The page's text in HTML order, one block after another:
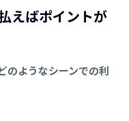
えばポイントが
のようなシーンでの利